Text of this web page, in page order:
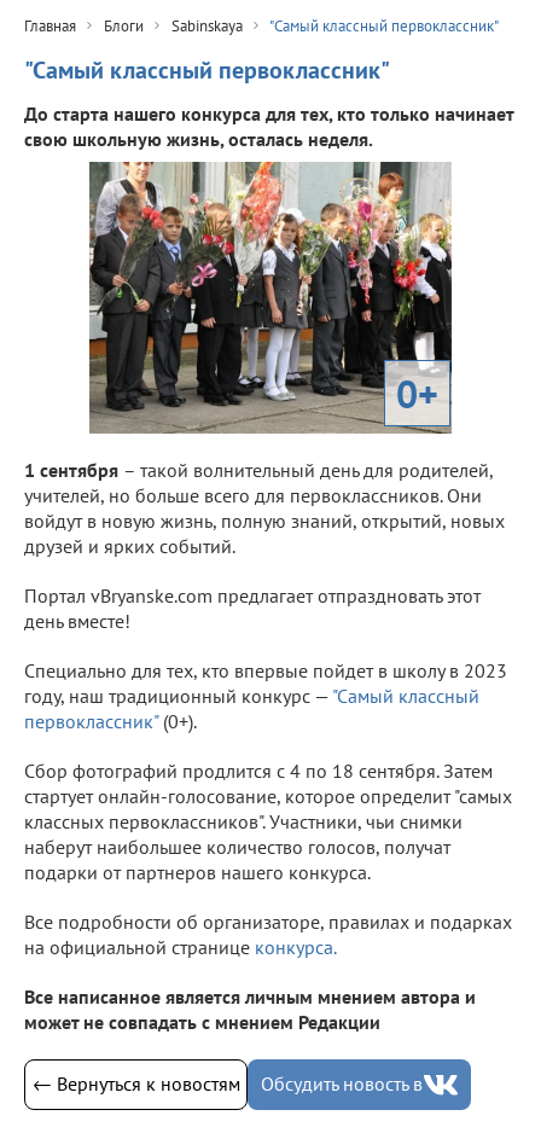
Главная Блоги Sabinskaya "Самый классный первоклассник"
"Самый классный первоклассник"
До старта нашего конкурса для тех, кто только начинает
свою школьную жизнь, осталась неделя.
0+
1 сентября – такой волнительный день для родителей,
учителей, но больше всего для первоклассников. Они
войдут в новую жизнь, полную знаний, открытий, новых
друзей и ярких событий.
Портал vBryanske.com предлагает отпраздновать этот
день вместе!
Специально для тех, кто впервые пойдет в школу в 2023
году, наш традиционный конкурс — "Самый классный
первоклассник" (0+).
Сбор фотографий продлится с 4 по 18 сентября. Затем
стартует онлайн-голосование, которое определит "самых
классных первоклассников". Участники, чьи снимки
наберут наибольшее количество голосов, получат
подарки от партнеров нашего конкурса.
Все подробности об организаторе, правилах и подарках
на официальной странице конкурса.
Все написанное является личным мнением автора и
может не совпадать с мнением Редакции
← Вернуться к новостям Обсудить новость в